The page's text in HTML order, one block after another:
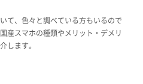
て、色々と調べている方もいるので
産スマホの種類やメリット・デメリ
します。